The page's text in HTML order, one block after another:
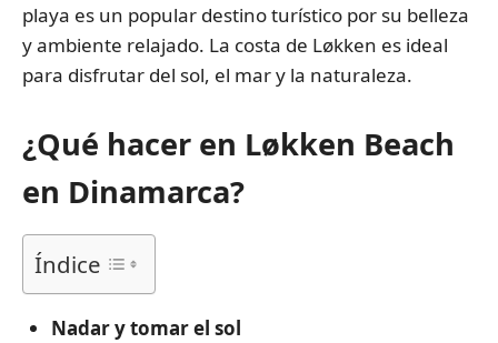
playa es un popular destino turístico por su belleza
y ambiente relajado. La costa de Løkken es ideal
para disfrutar del sol, el mar y la naturaleza.
¿Qué hacer en Løkken Beach
en Dinamarca?
Índice
Nadar y tomar el sol